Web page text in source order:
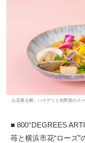
お花香る鯛、ハマグリと旬野菜のス
■ 800°DEGREES
苺と横浜市花“ローズ